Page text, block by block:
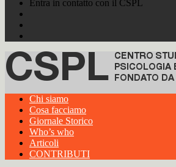
Entra in contatto con il CSPL
Chi siamo
Cosa facciamo
Giornale Storico
Who’s who
Articoli
CONTRIBUTI